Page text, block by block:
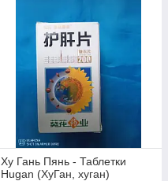
Ху Гань Пянь - Таблетки
Hugan (ХуГан, хуган)